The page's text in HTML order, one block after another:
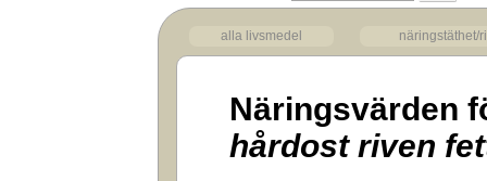
alla livsmedel näringstäthet/
Näringsvärden
hårdost riven